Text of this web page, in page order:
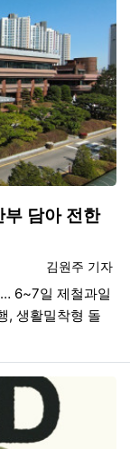
부 담아 전한
등록자
김원주 기자
6~7일 제철과일
, 생활밀착형 돌